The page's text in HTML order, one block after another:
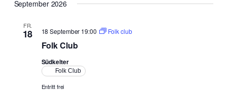
und
September 2026
FR.
18
Folk Club
18 September 19:00 Folk club
Südkelter
Folk Club
Entritt frei